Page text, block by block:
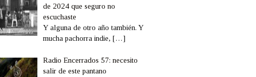
de 2024 que seguro no
escuchaste
Y alguna de otro año también. Y
mucha pachorra indie,[…]
Radio Encerrados 57: necesito
salir de este pantano